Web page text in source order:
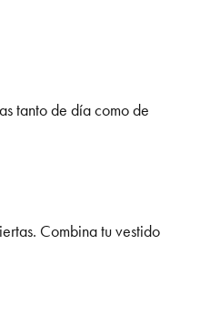
tanto de día como de
Combina tu vestido